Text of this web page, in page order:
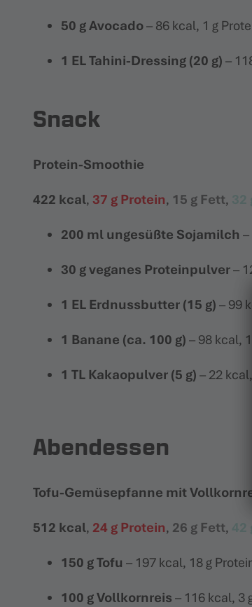
50 g Avocado– 86 kcal, 1 g
1 EL Tahini-Dressing (20 g) –
Snack
Protein-Smoothie
422 kcal, 37 g Protein, 15 g Fett, 32
200 ml ungesüßte Sojamilch
30 g veganes Proteinpulver–
1 EL Erdnussbutter (15 g) – 99
1 Banane (ca. 100 g) – 98 kcal,
1 TL Kakaopulver (5 g) – 22
Abendessen
Tofu-Gemüsepfanne mit
512 kcal, 24 g Protein, 26 g Fett, 42
150 g Tofu – 197 kcal, 18 g
100 g Vollkornreis – 116 kcal, 3